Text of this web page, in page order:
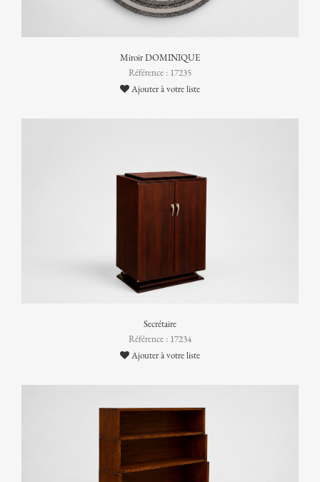
Miroir DOMINIQUE
Référence : 17235
Ajouter à votre liste
Secrétaire
Référence : 17234
Ajouter à votre liste